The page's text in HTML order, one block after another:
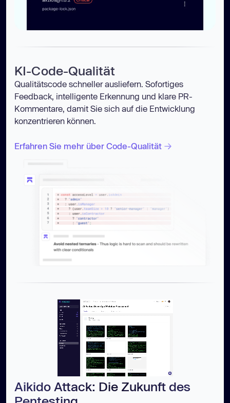
KI-Code-Qualität
Qualitätscode schneller ausliefern. Sofortiges
Feedback, intelligente Erkennung und klare PR-
Kommentare, damit Sie sich auf die Entwicklung
konzentrieren können.
Erfahren Sie mehr über Code-Qualität
Aikido Attack: Die Zukunft des